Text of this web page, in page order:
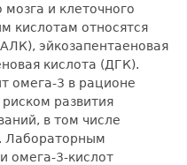
и клеточного
кислотам относятся
эйкозапентаеновая
кислота (ДГК).
омега-3 в рационе
развития
в том числе
Лабораторным
омега-3-кислот